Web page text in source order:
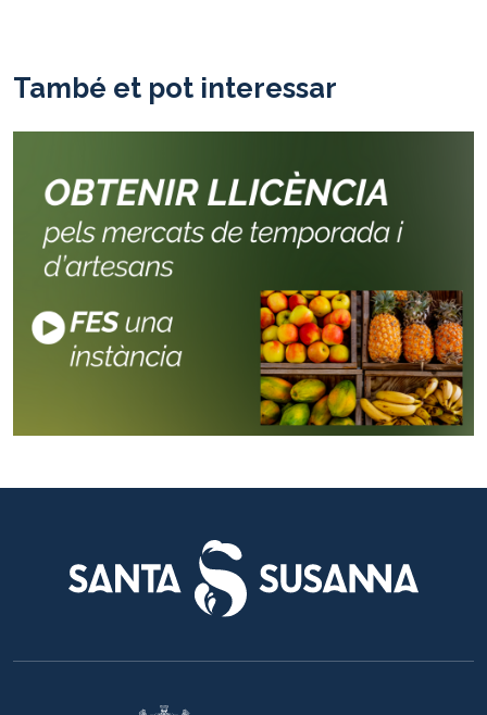
També et pot interessar